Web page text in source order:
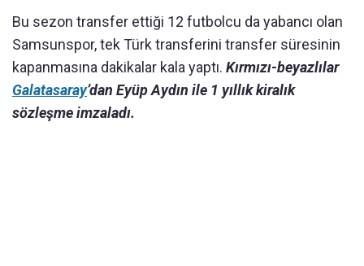
Bu sezon transfer ettiği 12 futbolcu da yabancı olan
Samsunspor, tek Türk transferini transfer süresinin
kapanmasına dakikalar kala yaptı. Kırmızı-beyazlılar
Galatasaray’dan Eyüp Aydın ile 1 yıllık kiralık
sözleşme imzaladı.